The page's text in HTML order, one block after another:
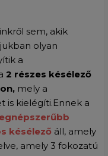
sem, akik
olyan
a
2 részes késélező
mely a
is kielégíti.Ennek a
késélező áll, amely
amely 3 fokozatú